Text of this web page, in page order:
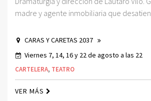
madre y agente inmobiliaria que
CARAS Y CARETAS 2037
Viernes 7, 14, 16 y 22 de agosto a las 22
CARTELERA, TEATRO
VER MÁS